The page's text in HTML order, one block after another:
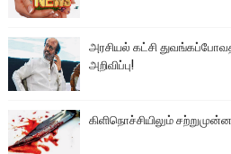
அரசியல் கட்சி
அறிவிப்பு!
கிளிநொச்சியிலும்